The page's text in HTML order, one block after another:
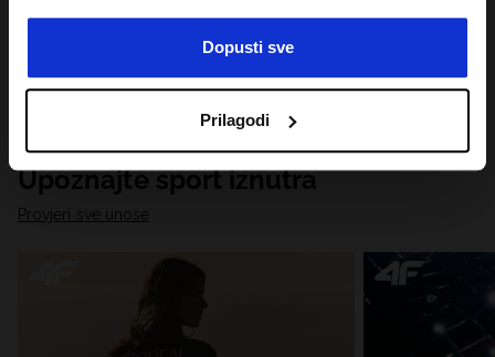
Dopusti sve
Prilagodi
Upoznajte sport iznutra
Provjeri sve unose